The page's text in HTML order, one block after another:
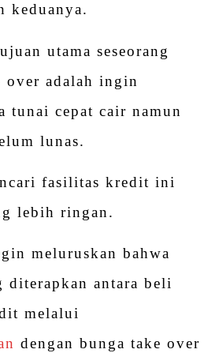
keduanya.
utama seseorang
over adalah ingin
tunai cepat cair namun
lunas.
fasilitas kredit ini
lebih ringan.
meluruskan bahwa
diterapkan antara beli
melalui
dengan bunga take over